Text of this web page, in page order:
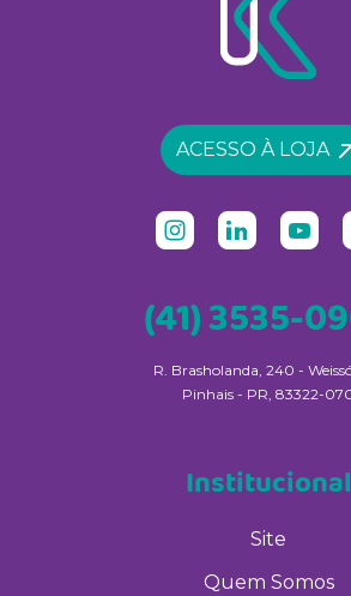
ACESSO À LOJA
(41) 3535-
R. Brasholanda, 240 -
Pinhais - PR, 83322-
Institucional
Site
Quem Somos